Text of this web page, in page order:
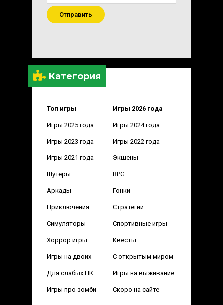
Категория
Топ игры Игры 2026 года
Игры 2025 года Игры 2024 года
Игры 2023 года Игры 2022 года
Игры 2021 года Экшены
Шутеры RPG
Аркады Гонки
Приключения Стратегии
Симуляторы Спортивные игры
Хоррор игры Квесты
Игры на двоих С открытым миром
Для слабых ПК Игры на выживание
Игры про зомби Скоро на сайте
Отправить